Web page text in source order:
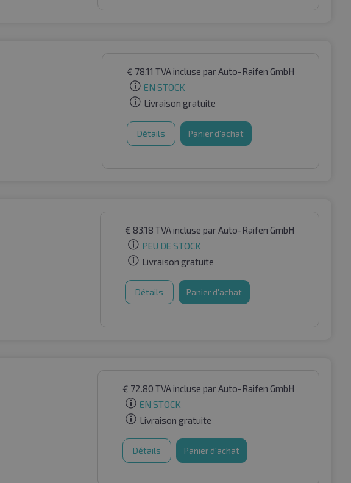
€ 78.11 TVA incluse par Auto-Raifen GmbH
EN STOCK
Livraison gratuite
Détails Panier d'achat
€ 83.18 TVA incluse par Auto-Raifen GmbH
PEU DE STOCK
Livraison gratuite
Détails Panier d'achat
€ 72.80 TVA incluse par Auto-Raifen GmbH
EN STOCK
Livraison gratuite
Détails Panier d'achat